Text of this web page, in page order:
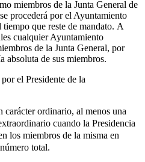
miembros de la Junta General de
procederá por el Ayuntamiento
que reste de mandato. A
cualquier Ayuntamiento
de la Junta General, por
absoluta de sus miembros.
el Presidente de la
carácter ordinario, al menos una
cuando la Presidencia
los miembros de la misma en
total.